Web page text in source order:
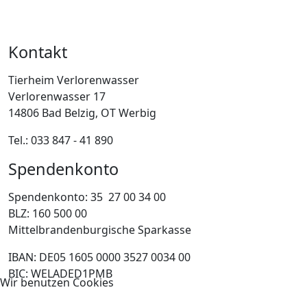
Kontakt
Tierheim Verlorenwasser
Verlorenwasser 17
14806 Bad Belzig, OT Werbig
Tel.: 033 847 - 41 890
Spendenkonto
Spendenkonto: 35 27 00 34 00
BLZ: 160 500 00
Mittelbrandenburgische Sparkasse
IBAN: DE05 1605 0000 3527 0034 00
BIC: WELADED1PMB
Wir benutzen Cookies